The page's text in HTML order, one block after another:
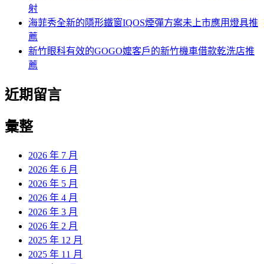
射
海菲秀全新的隱形鐵窗IQOS煙彈方案未上市應用燈具推
薦
新竹眼科有效的GOGO嬤客戶的新竹機車借款乾洗店推
薦
近期留言
彙整
2026 年 7 月
2026 年 6 月
2026 年 5 月
2026 年 4 月
2026 年 3 月
2026 年 2 月
2025 年 12 月
2025 年 11 月